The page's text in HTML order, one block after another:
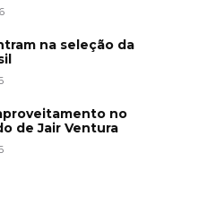
na seleção da
no
de Jair Ventura